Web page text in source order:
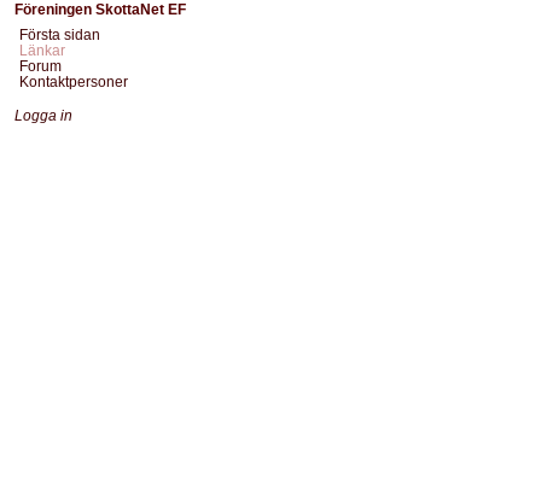
Föreningen SkottaNet EF
Första sidan
Länkar
Forum
Kontaktpersoner
Logga in